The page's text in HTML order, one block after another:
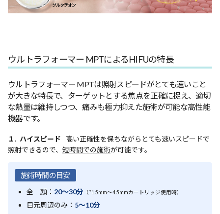
ウルトラフォーマー MPTによるHIFUの特長
ウルトラフォーマー MPTは照射スピードがとても速いこと
が大きな特長で、ターゲットとする焦点を正確に捉え、適切
な熱量は維持しつつ、痛みも極力抑えた施術が可能な高性能
機器です。
１. ハイスピード
高い正確性を保ちながらとても速いスピードで
照射できるので、 短時間での施術が可能です。
施術時間の目安
全 顔： 20〜30分 （*1.5mm～4.5mmカートリッジ使用時）
目元周辺のみ： 5〜10分